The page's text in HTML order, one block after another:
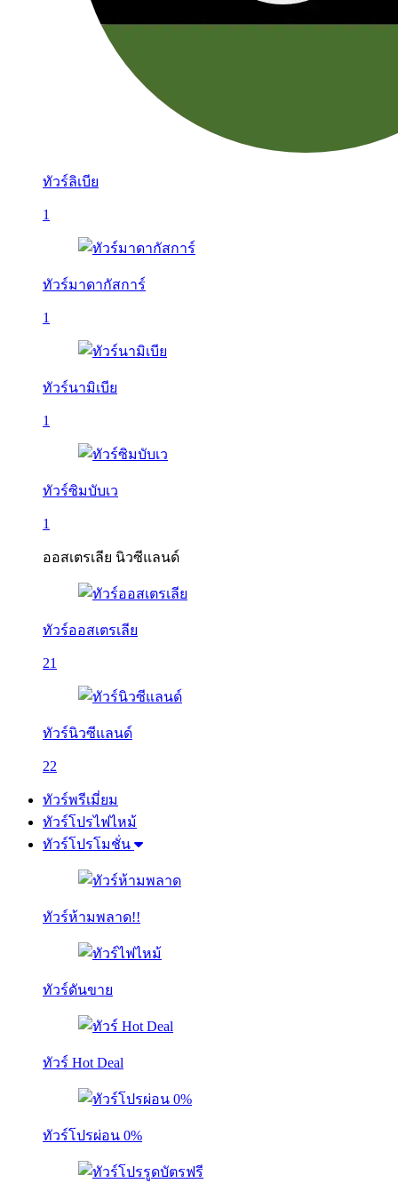
ทัวร์ลิเบีย
1
ทัวร์มาดากัสการ์
1
ทัวร์นามิเบีย
1
ทัวร์ซิมบับเว
1
ออสเตรเลีย นิวซีแลนด์
ทัวร์ออสเตรเลีย
21
ทัวร์นิวซีแลนด์
22
ทัวร์พรีเมี่ยม
ทัวร์โปรไฟไหม้
ทัวร์โปรโมชั่น
ทัวร์ห้ามพลาด!!
ทัวร์ดันขาย
ทัวร์ Hot Deal
ทัวร์โปรผ่อน 0%